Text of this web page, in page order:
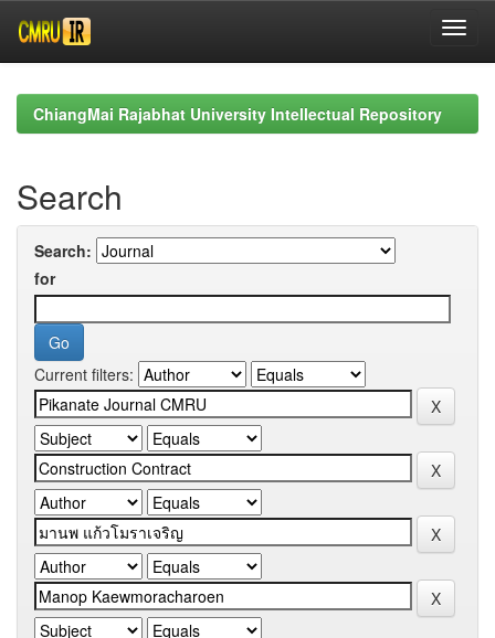
navigationChiangMai Rajabhat University Intellectual Repository
Search
Search:
for
Current filters: